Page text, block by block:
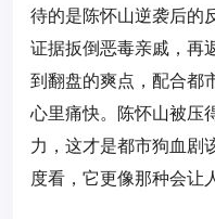
待的是陈怀山逆袭后的
证据扳倒恶毒亲戚，再
到翻盘的爽点，配合都
心里痛快。陈怀山被压
力，这才是都市狗血剧
度看，它更像那种会让